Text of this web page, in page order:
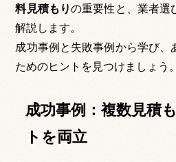
料見積もりの重要性と、業者選
解説します。
成功事例と失敗事例から学び、
ためのヒントを見つけましょう。
成功事例：複数見積
トを両立